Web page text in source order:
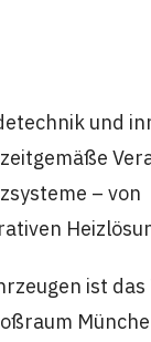
und
– von
ist das